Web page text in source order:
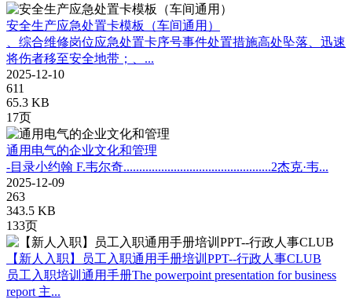
安全生产应急处置卡模板（车间通用）
、综合维修岗位应急处置卡序号事件处置措施高处坠落、迅速
将伤者移至安全地带；、...
2025-12-10
611
65.3 KB
17页
通用电气的企业文化和管理
-目录小约翰 F.韦尔奇...............................................2杰克·韦...
2025-12-09
263
343.5 KB
133页
【新人入职】员工入职通用手册培训PPT--行政人事CLUB
员工入职培训通用手册The powerpoint presentation for business
report 主...